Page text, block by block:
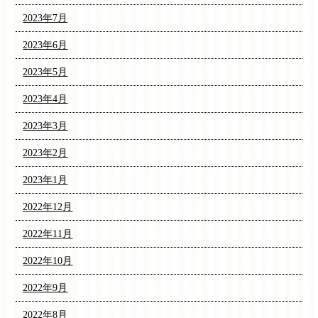
2023年7月
2023年6月
2023年5月
2023年4月
2023年3月
2023年2月
2023年1月
2022年12月
2022年11月
2022年10月
2022年9月
2022年8月